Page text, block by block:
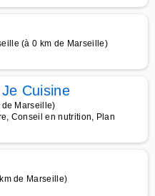
(à 0 km de Marseille)
Cuisine
Marseille)
Conseil en nutrition, Plan
de Marseille)